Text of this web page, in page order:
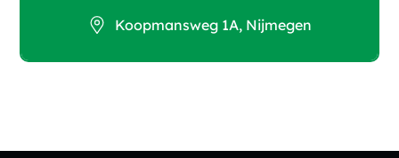
Koopmansweg 1A, Nijmegen